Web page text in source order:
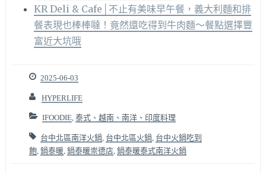
KR Deli & Cafe│不止有美味早午餐，義大利麵和排
餐表現也棒棒噠！竟然還吃得到牛肉麵～餐點選擇豐
富近大坑哦
2025-06-03
HYPERLIFE
IFOODIE, 泰式、越南、南洋、印度料理
台中北區南洋火鍋, 台中北區火鍋, 台中火鍋吃到
飽, 鍋泰暖, 鍋泰暖崇德店, 鍋泰暖泰式南洋火鍋